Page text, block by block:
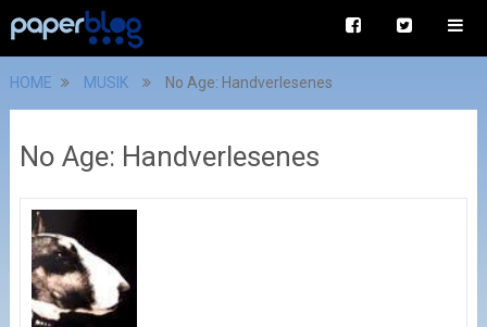
HOME MUSIK No Age: Handverlesenes
No Age: Handverlesenes